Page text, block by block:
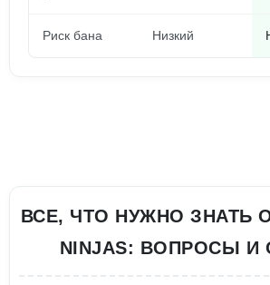
Риск бана Низкий
ВСЕ, ЧТО НУЖНО ЗНАТЬ О
NINJAS: ВОПРОСЫ И